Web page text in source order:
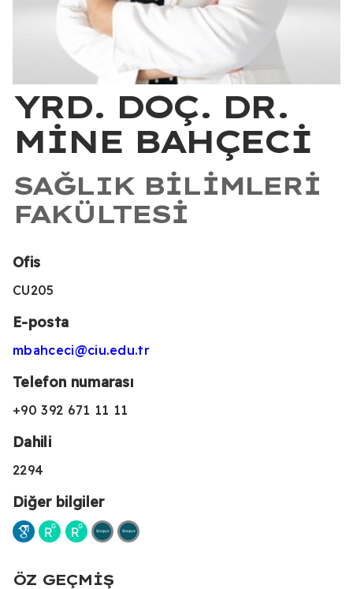
YRD. DOÇ. DR.
MİNE BAHÇECİ
SAĞLIK BILIMLERI
FAKÜLTESI
Ofis
CU205
E-posta
mbahceci@ciu.edu.tr
Telefon numarası
+90 392 671 11 11
Dahili
2294
Diğer bilgiler
ÖZ GEÇMIŞ